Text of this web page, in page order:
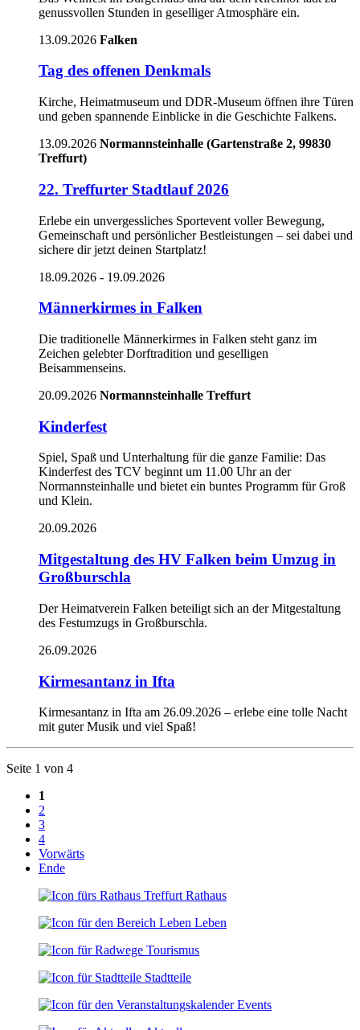
genussvollen Stunden in geselliger Atmosphäre ein.
13.09.2026 Falken
Tag des offenen Denkmals
Kirche, Heimatmuseum und DDR-Museum öffnen ihre Türen
und geben spannende Einblicke in die Geschichte Falkens.
13.09.2026 Normannsteinhalle (Gartenstraße 2, 99830
Treffurt)
22. Treffurter Stadtlauf 2026
Erlebe ein unvergessliches Sportevent voller Bewegung,
Gemeinschaft und persönlicher Bestleistungen – sei dabei und
sichere dir jetzt deinen Startplatz!
18.09.2026 - 19.09.2026
Männerkirmes in Falken
Die traditionelle Männerkirmes in Falken steht ganz im
Zeichen gelebter Dorftradition und geselligen
Beisammenseins.
20.09.2026 Normannsteinhalle Treffurt
Kinderfest
Spiel, Spaß und Unterhaltung für die ganze Familie: Das
Kinderfest des TCV beginnt um 11.00 Uhr an der
Normannsteinhalle und bietet ein buntes Programm für Groß
und Klein.
20.09.2026
Mitgestaltung des HV Falken beim Umzug in
Großburschla
Der Heimatverein Falken beteiligt sich an der Mitgestaltung
des Festumzugs in Großburschla.
26.09.2026
Kirmesantanz in Ifta
Kirmesantanz in Ifta am 26.09.2026 – erlebe eine tolle Nacht
mit guter Musik und viel Spaß!
Seite 1 von 4
1
2
3
4
Vorwärts
Ende
Rathaus
Leben
Tourismus
Stadtteile
Events